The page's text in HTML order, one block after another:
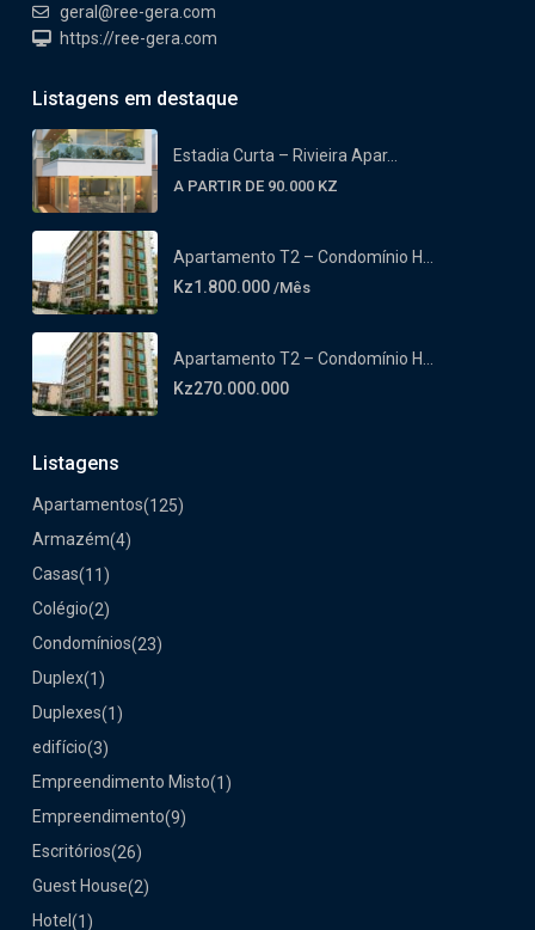
geral@ree-gera.com
https://ree-gera.com
Listagens em destaque
Estadia Curta – Rivieira Apar...
A PARTIR DE 90.000 KZ
Apartamento T2 – Condomínio H...
Kz1.800.000 /Mês
Apartamento T2 – Condomínio H...
Kz270.000.000
Listagens
Apartamentos(125)
Armazém(4)
Casas(11)
Colégio(2)
Condomínios(23)
Duplex(1)
Duplexes(1)
edifício(3)
Empreendimento Misto(1)
Empreendimento(9)
Escritórios(26)
Guest House(2)
Hotel (1)